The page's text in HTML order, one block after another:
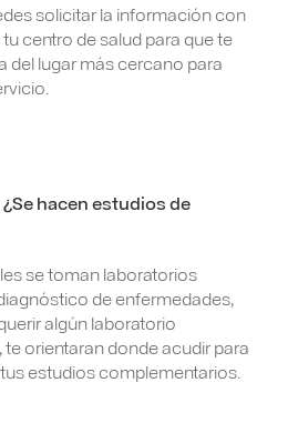
solicitar la información con
centro de salud para que te
del lugar más cercano para
hacen estudios de
se toman laboratorios
de enfermedades,
algún laboratorio
te orientaran donde acudir para
estudios complementarios.